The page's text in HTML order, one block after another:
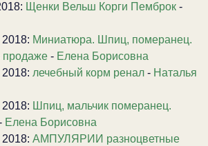
Щенки Вельш Корги Пемброк -
Миниатюра. Шпиц, померанец.
продаже - Елена Борисовна
лечебный корм ренал - Наталья
Шпиц, мальчик померанец.
Елена Борисовна
2018: АМПУЛЯРИИ разноцветные